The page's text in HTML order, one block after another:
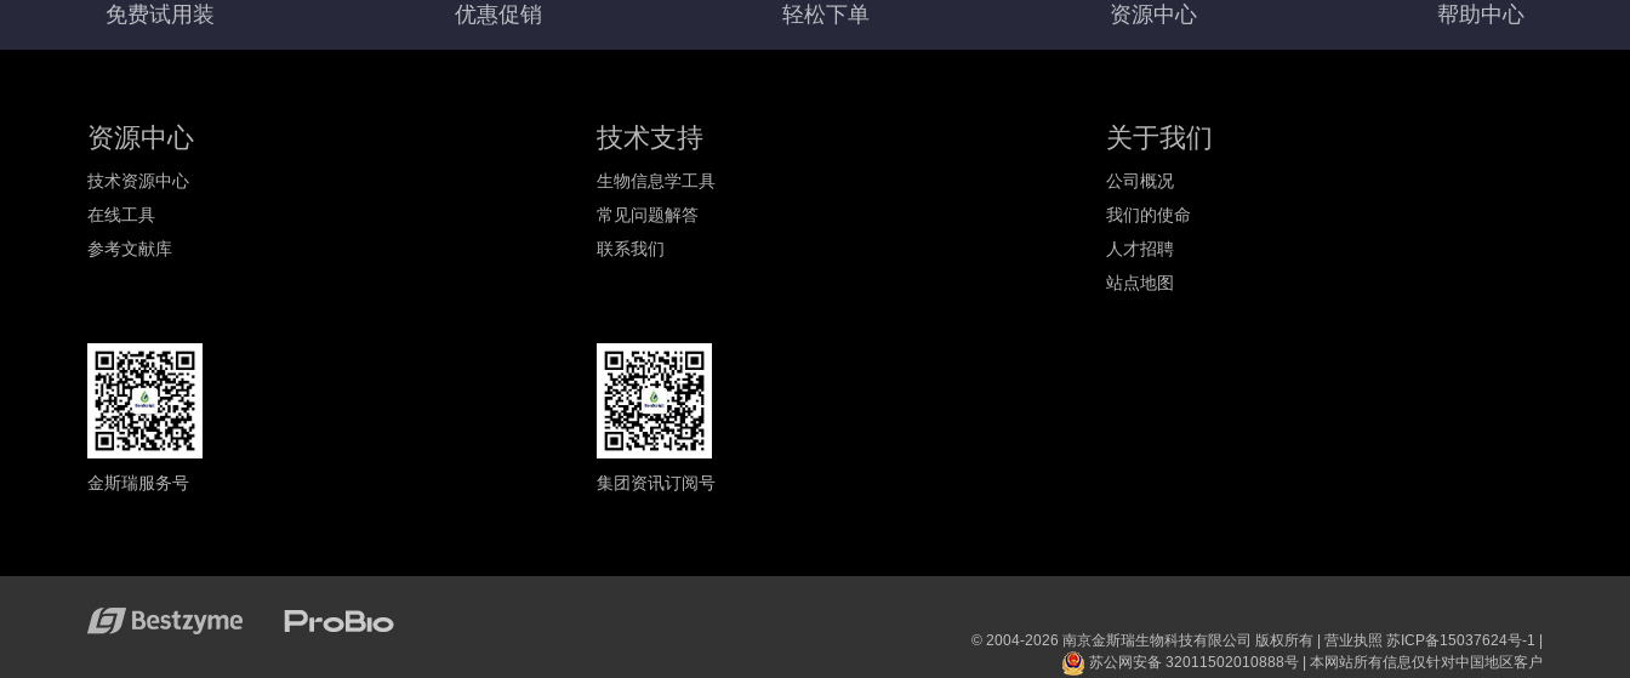
免费试用装 优惠促销 轻松下单 资源中心 帮助中心
资源中心
技术资源中心
在线工具
参考文献库
技术支持
生物信息学工具
常见问题解答
联系我们
关于我们
公司概况
我们的使命
人才招聘
站点地图
金斯瑞服务号 集团资讯订阅号
© 2004-2026 南京金斯瑞生物科技有限公司 版权所有 | 营业执照 苏ICP备15037624号-1 |
苏公网安备 32011502010888号
本网站所有信息仅针对中国地区客户